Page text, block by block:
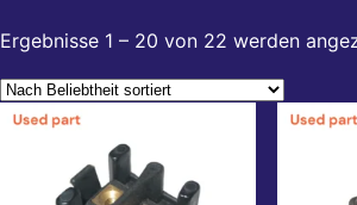
Ergebnisse 1 – 20 von 22 werden